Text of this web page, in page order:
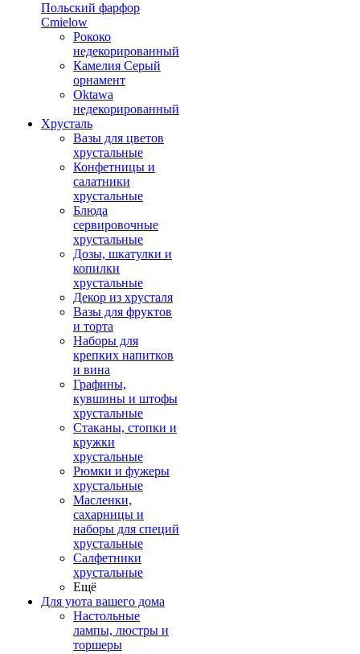
Польский фарфор
Сmielow
Рококо
недекорированный
Камелия Серый
орнамент
Oktawa
недекорированный
Хрусталь
Вазы для цветов
хрустальные
Конфетницы и
салатники
хрустальные
Блюда
сервировочные
хрустальные
Дозы, шкатулки и
копилки
хрустальные
Декор из хрусталя
Вазы для фруктов
и торта
Наборы для
крепких напитков
и вина
Графины,
кувшины и штофы
хрустальные
Стаканы, стопки и
кружки
хрустальные
Рюмки и фужеры
хрустальные
Масленки,
сахарницы и
наборы для специй
хрустальные
Салфетники
хрустальные
Ещё
Для уюта вашего дома
Настольные
лампы, люстры и
торшеры